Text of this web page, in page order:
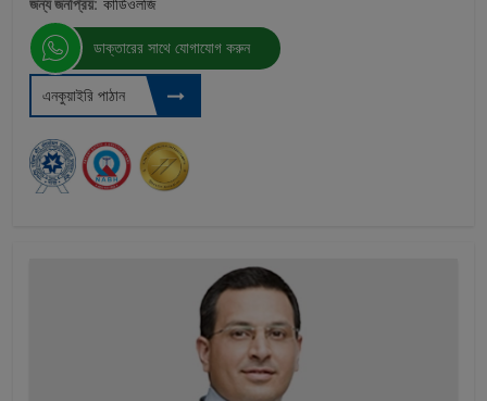
ডাক্তারের সাথে যোগাযোগ করুন
এনকুয়াইরি পাঠান